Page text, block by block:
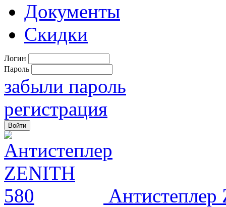
Документы
Скидки
Логин
Пароль
забыли пароль
регистрация